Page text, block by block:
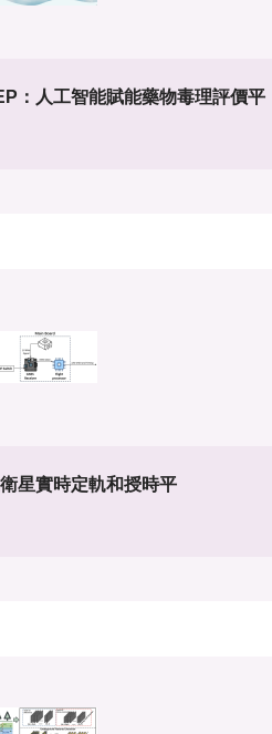
：人工智能賦能藥物毒理評價平
星實時定軌和授時平